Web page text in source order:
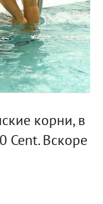
корни, в
Cent. Вскоре